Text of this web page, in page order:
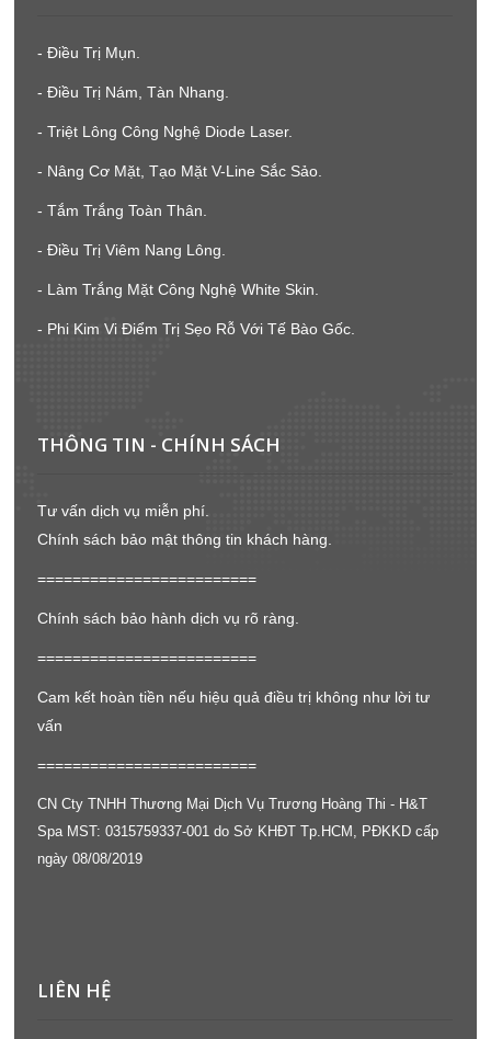
- Điều Trị Mụn.
- Điều Trị Nám, Tàn Nhang.
- Triệt Lông Công Nghệ Diode Laser.
- Nâng Cơ Mặt, Tạo Mặt V-Line Sắc Sảo.
- Tắm Trắng Toàn Thân.
- Điều Trị Viêm Nang Lông.
- Làm Trắng Mặt Công Nghệ White Skin.
- Phi Kim Vi Điểm Trị Sẹo Rỗ Với Tế Bào Gốc.
THÔNG TIN - CHÍNH SÁCH
Tư vấn dịch vụ miễn phí.
Chính sách bảo mật thông tin khách hàng.
=========================
Chính sách bảo hành dịch vụ rõ ràng.
=========================
Cam kết hoàn tiền nếu hiệu quả điều trị không như lời tư
vấn
=========================
CN Cty TNHH Thương Mại Dịch Vụ Trương Hoàng Thi - H&T
Spa MST: 0315759337-001 do Sở KHĐT Tp.HCM, PĐKKD cấp
ngày 08/08/2019
LIÊN HỆ